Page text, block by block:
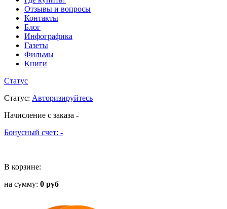
Отзывы и вопросы
Контакты
Блог
Инфографика
Газеты
Фильмы
Книги
Статус
Статус: Авторизируйтесь
Начисление с заказа -
Бонусный счет: -
В корзине:
на сумму: 0 руб